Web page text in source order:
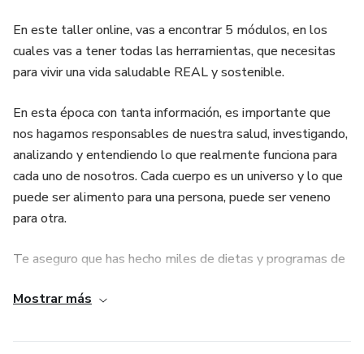
En este taller online, vas a encontrar 5 módulos, en los
cuales vas a tener todas las herramientas, que necesitas
para vivir una vida saludable REAL y sostenible.
En esta época con tanta información, es importante que
nos hagamos responsables de nuestra salud, investigando,
analizando y entendiendo lo que realmente funciona para
cada uno de nosotros. Cada cuerpo es un universo y lo que
puede ser alimento para una persona, puede ser veneno
para otra.
Te aseguro que has hecho miles de dietas y programas de
5 módulos, abarque tantos aspectos que son realmente
profunda y que la mayoría son ignorados.
Mostrar más